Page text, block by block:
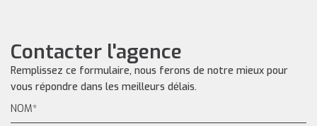
Contacter l'agence
Remplissez ce formulaire, nous ferons de notre mieux pour
vous répondre dans les meilleurs délais.